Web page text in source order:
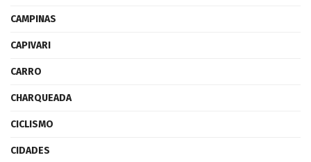
CAMPINAS
CAPIVARI
CARRO
CHARQUEADA
CICLISMO
CIDADES